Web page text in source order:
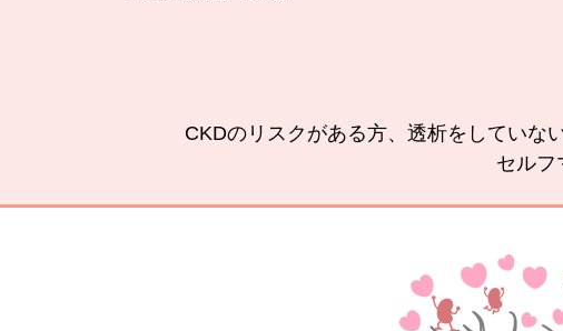
CKDのリスクがある方、透析をしていな
セルフ